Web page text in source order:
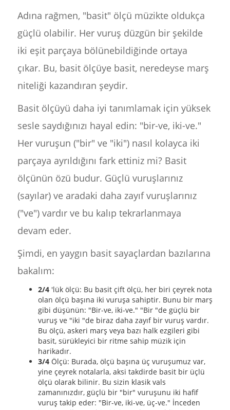
Adına rağmen, "basit" ölçü müzikte oldukça
güçlü olabilir. Her vuruş düzgün bir şekilde
iki eşit parçaya bölünebildiğinde ortaya
çıkar. Bu, basit ölçüye basit, neredeyse marş
niteliği kazandıran şeydir.
Basit ölçüyü daha iyi tanımlamak için yüksek
sesle saydığınızı hayal edin: "bir-ve, iki-ve."
Her vuruşun ("bir" ve "iki") nasıl kolayca iki
parçaya ayrıldığını fark ettiniz mi? Basit
ölçünün özü budur. Güçlü vuruşlarınız
(sayılar) ve aradaki daha zayıf vuruşlarınız
("ve") vardır ve bu kalıp tekrarlanmaya
devam eder.
Şimdi, en yaygın basit sayaçlardan bazılarına
bakalım:
2/4'lük ölçü: Bu basit çift ölçü, her biri çeyrek nota
olan ölçü başına iki vuruşa sahiptir. Bunu bir marş
gibi düşünün: "Bir-ve, iki-ve." "Bir "de güçlü bir
vuruş ve "iki "de biraz daha zayıf bir vuruş vardır.
Bu ölçü, askeri marş veya bazı halk ezgileri gibi
basit, sürükleyici bir ritme sahip müzik için
harikadır.
3/4Ölçü: Burada, ölçü başına üç vuruşumuz var,
yine çeyrek notalarla, aksi takdirde basit bir üçlü
ölçü olarak bilinir. Bu sizin klasik vals
zamanınızdır, güçlü bir "bir" vuruşunu iki hafif
vuruş takip eder: "Bir-ve, iki-ve, üç-ve." İnceden